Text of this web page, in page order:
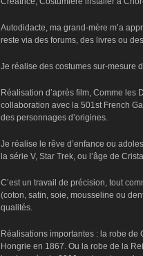
Autodidacte, ma grand-mère m’a
reste via des forums, des livres ou
Je réalise des costumes sur-mesure
Réalisation d’après film, Comme les
collaboration avec la 501st French
des personnages d’origines.
Je réalise le rêve d’enfance ou
la série V, Star Trek, ou l’âge de
C’est un travail de précision, tout
(coton, satin, soie, mousseline ou
qualités.
Réalisations importantes : la robe
Hongrie en 1867. Ou la robe de la